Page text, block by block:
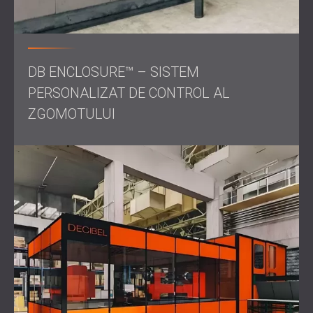
Echipa DECIBEL a colaborat îndeaproape cu Hitachi ABB
pentru a oferi o soluție care să se alinieze nevoilor lor
Carcasele au fost proiectate cu precizie, având panouri
metalice perforate pentru o absorbție eficientă a sunetului
și uși glisante pentru confortul utilizatorului.
asigurat că cabinele au îndeplinit indicele de izolare fonică
țintă de 22-25 dB(A), verificat prin teste amănunțite.
Rezultat
Proiectul a fost finalizat la timp, depășind așteptările
Hitachi ABB Power Grids Ltd. în ceea ce privește calitatea
și performanța. Cabinele izolate fonic au oferit un mediu
controlat pentru testarea sistemelor de pompe de
căldură, sporind precizia și eficiența.
DB ENCLOSURE™ – SISTEM
PERSONALIZAT DE CONTROL AL
ZGOMOTULUI